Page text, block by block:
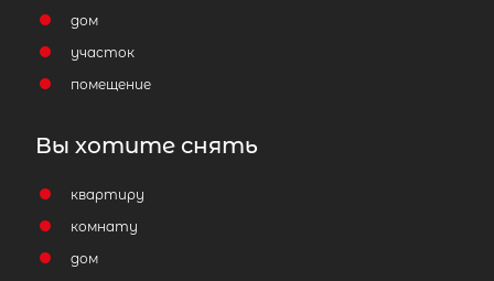
дом
участок
помещение
Вы хотите снять
квартиру
комнату
дом